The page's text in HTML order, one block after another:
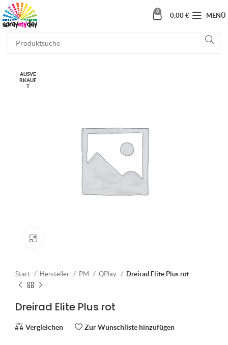
0
0,00 € MENÜ
AUSVE
RKAUF
T
Start Hersteller PM QPlay Dreirad Elite Plus rot
Dreirad Elite Plus rot
Vergleichen Zur Wunschliste hinzufügen